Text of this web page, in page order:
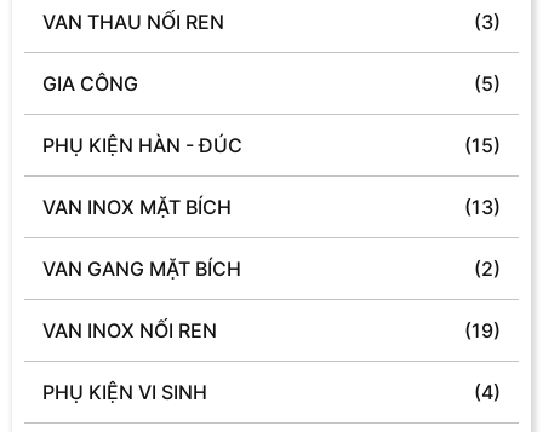
VAN THAU NỐI REN (3)
GIA CÔNG (5)
PHỤ KIỆN HÀN - ĐÚC (15)
VAN INOX MẶT BÍCH (13)
VAN GANG MẶT BÍCH (2)
VAN INOX NỐI REN (19)
PHỤ KIỆN VI SINH (4)